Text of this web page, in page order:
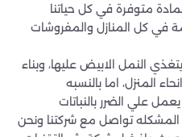
متوفرة في كل حياتنا
في كل المنازل والمفروشات
النمل الابيض عليها، وبناء
المنزل، اما بالنسبه
علي الضرر بالنباتات
المشكله تواصل مع شركتنا ونحن